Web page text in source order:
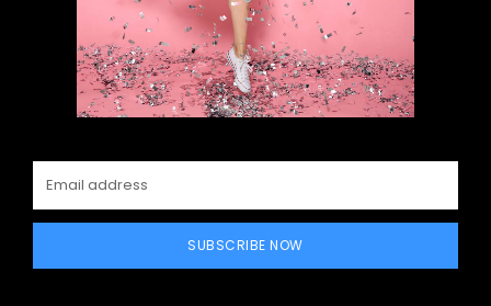
SUBSCRIBE NOW